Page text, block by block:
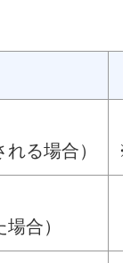
る場合）
※
合）